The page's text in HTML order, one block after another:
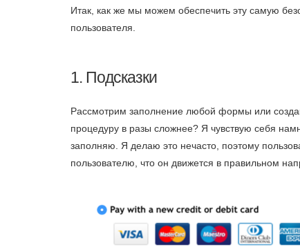
Итак, как же мы можем обеспечить эту самую
пользователя.
1. Подсказки
Рассмотрим заполнение любой формы или
процедуру в разы сложнее? Я чувствую себя
заполняю. Я делаю это нечасто, поэтому
пользователю, что он движется в правильном